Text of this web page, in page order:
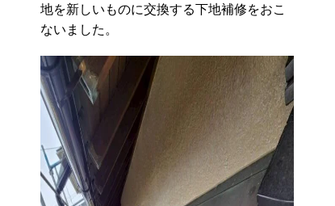
地を新しいものに交換する下地補修をおこ
ないました。